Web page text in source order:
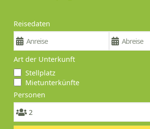
Reisedaten
Art der Unterkunft
Stellplatz
Mietunterkünfte
Personen